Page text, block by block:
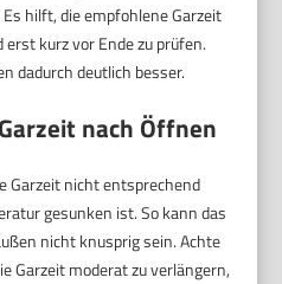
hilft, die empfohlene Garzeit
kurz vor Ende zu prüfen.
dadurch deutlich besser.
nach Öffnen
Garzeit nicht entsprechend
gesunken ist. So kann das
nicht knusprig sein. Achte
Garzeit moderat zu verlängern,